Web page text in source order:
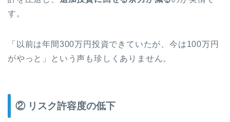
す。
「以前は年間300万円投資できていたが、今は100万円
がやっと」という声も珍しくありません。
② リスク許容度の低下